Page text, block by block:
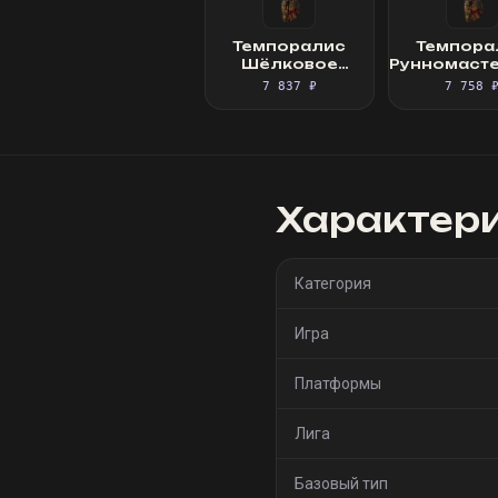
Темпоралис
Шёлковое
платье
7 837 ₽
Шёлковое
7 758 ₽
Категория
Игра
Платформы
Лига
Базовый тип